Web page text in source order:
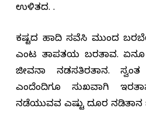
ಉಳಿತದ. .
ಕಷ್ಟದ ಹಾದಿ ಸವೆಸಿ ಮುಂದ
ಎಂಟ ತಾಪತ್ರಯ ಬರತಾವ.
ಜೀವನಾ ನಡಸತಿರತಾನ.
ಎಂದೆಂದಿಗೂ ಸುಖವಾಗಿ
ನಡೆಯುವವ ಎಷ್ಟು ದೂರ ನಡಿತಾನ